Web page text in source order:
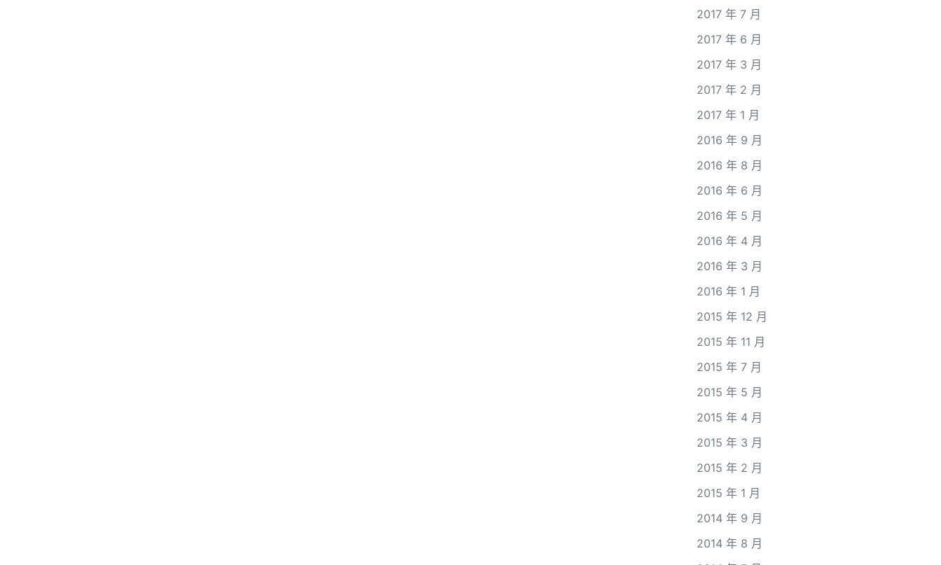
2017 年 7 月
2017 年 6 月
2017 年 3 月
2017 年 2 月
2017 年 1 月
2016 年 9 月
2016 年 8 月
2016 年 6 月
2016 年 5 月
2016 年 4 月
2016 年 3 月
2016 年 1 月
2015 年 12 月
2015 年 11 月
2015 年 7 月
2015 年 5 月
2015 年 4 月
2015 年 3 月
2015 年 2 月
2015 年 1 月
2014 年 9 月
2014 年 8 月